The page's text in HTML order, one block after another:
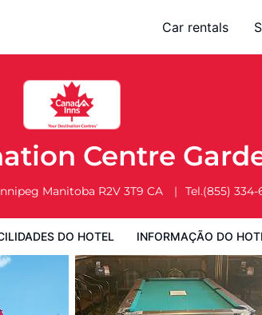
Car rentals
Centre
Manitoba R2V 3T9 CA Tel.(855) 334-
DO HOTEL INFORMAÇÃO DO
Regulamentos do Hotel